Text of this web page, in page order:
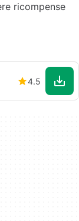
ricompense
4.5